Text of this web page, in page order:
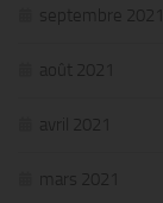
septembre 2021
août 2021
avril 2021
mars 2021